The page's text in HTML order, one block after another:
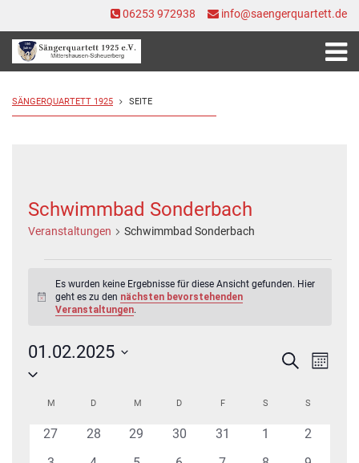
06253 972938 info@saengerquartett.de
SÄNGERQUARTETT 1925 SEITE
Schwimmbad Sonderbach
Veranstaltungen Schwimmbad Sonderbach
Hinweis
Es wurden keine Ergebnisse für diese Ansicht gefunden. Hier
geht es zu den nächsten bevorstehenden
Veranstaltungen.
und
Navigation
Suche
Monat
01.02.2025
Datum
Kalender
von
Veranstaltungen
M MONTAGD DIENSTAGM MITTWOCH
D DONNERSTAG
FFREITAG S SAMSTAG
S
0
27
0
28
0
29
0
30
0
31
0
1
0
2